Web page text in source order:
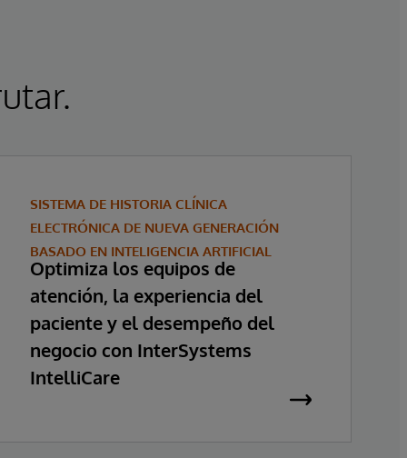
SISTEMA DE HISTORIA CLÍNICA
ELECTRÓNICA DE NUEVA GENERACIÓN
BASADO EN INTELIGENCIA ARTIFICIAL
Optimiza los equipos de
atención, la experiencia del
paciente y el desempeño del
negocio con InterSystems
IntelliCare